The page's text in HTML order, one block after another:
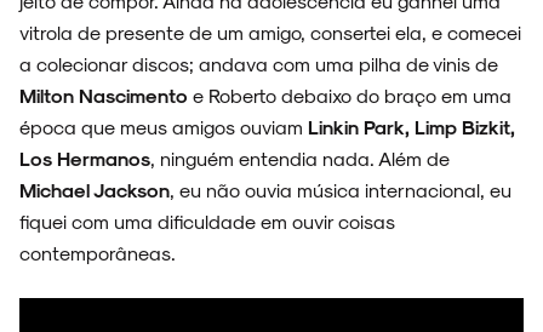
NOVIDADES
NOIZE RECORD CLUB
vitrola de presente de um amigo, consertei ela, e comecei
a colecionar discos; andava com uma pilha de vinis de
Milton Nascimento e Roberto debaixo do braço em uma
época que meus amigos ouviam Linkin Park, Limp Bizkit,
Los Hermanos , ninguém entendia nada. Além de
Michael Jackson , eu não ouvia música internacional, eu
fiquei com uma dificuldade em ouvir coisas
contemporâneas.